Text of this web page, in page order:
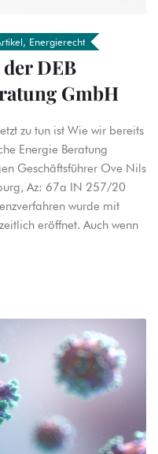
, Energierecht
DEB
GmbH
zu tun ist Wie wir bereits
Energie Beratung
Geschäftsführer Ove Nils
Az: 67a IN 257/20
wurde mit
eröffnet. Auch wenn